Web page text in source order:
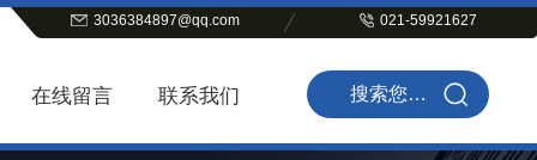
3036384897@qq.com 021-59921627
在线留言 联系我们